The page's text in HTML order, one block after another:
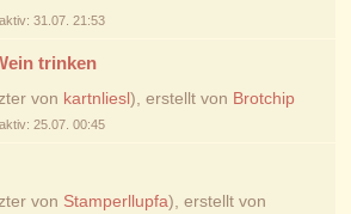
31.07. 21:53
trinken
von kartnliesl), erstellt von Brotchip
25.07. 00:45
von Stamperllupfa), erstellt von